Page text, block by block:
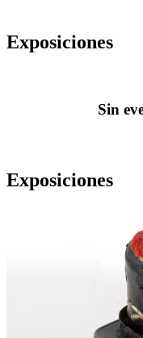
Exposiciones
Sin
Exposiciones